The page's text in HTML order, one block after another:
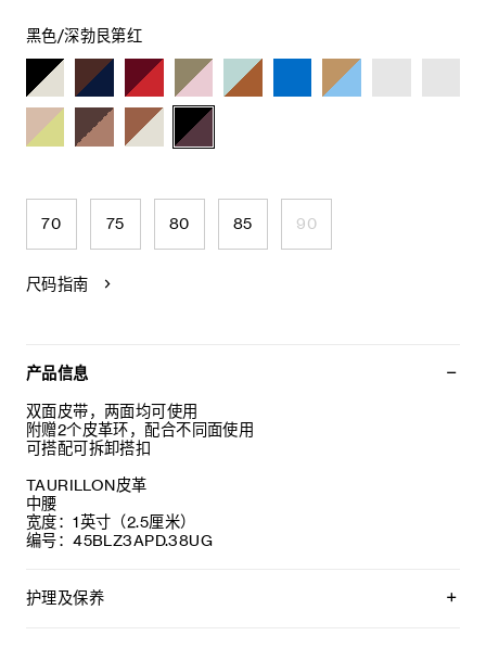
黑色/深勃艮第红
70 75 80 85 90
尺码指南
产品信息
双面皮带，两面均可使用
附赠2个皮革环，配合不同面使用
可搭配可拆卸搭扣
TAURILLON皮革
中腰
宽度：1英寸（2.5厘米）
编号：45BLZ3APD.38UG
护理及保养